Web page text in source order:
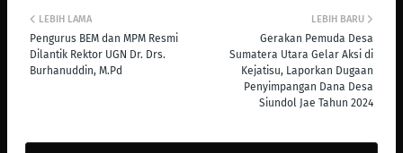
LEBIH BARU
Gerakan Pemuda Desa
Sumatera Utara Gelar Aksi di
Kejatisu, Laporkan Dugaan
Penyimpangan Dana Desa
Siundol Jae Tahun 2024
LEBIH LAMA
Pengurus BEM dan MPM Resmi
Dilantik Rektor UGN Dr. Drs.
Burhanuddin, M.Pd